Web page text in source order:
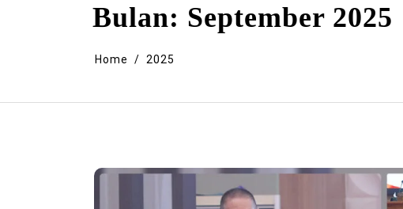
Bulan: September 2025
Home 2025